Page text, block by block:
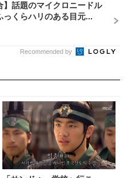
】話題のマイクロニードル
っくらハリのある目元...
Recommended by